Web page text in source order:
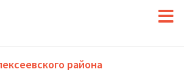
района